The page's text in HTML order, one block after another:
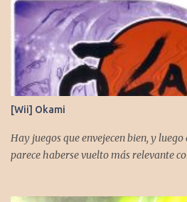
[Wii] Okami
Hay juegos que envejecen bien, y
parece haberse vuelto más relevante